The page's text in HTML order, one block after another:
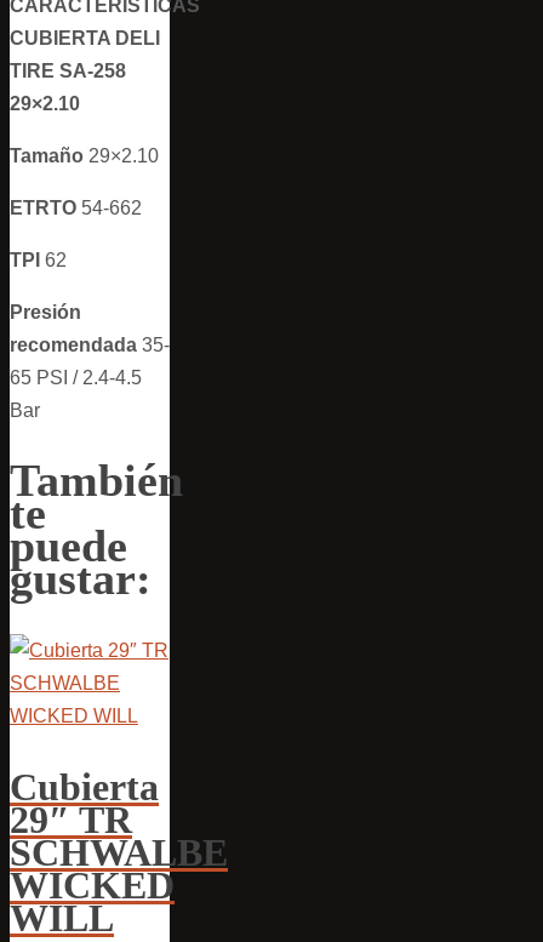
CARACTERÍSTICAS
CUBIERTA DELI
TIRE SA-258
29×2.10
Tamaño 29×2.10
ETRTO 54-662
TPI 62
Presión
recomendada 35-
65 PSI / 2.4-4.5
Bar
También
te
puede
gustar:
Cubierta
29″ TR
SCHWALBE
WICKED
WILL